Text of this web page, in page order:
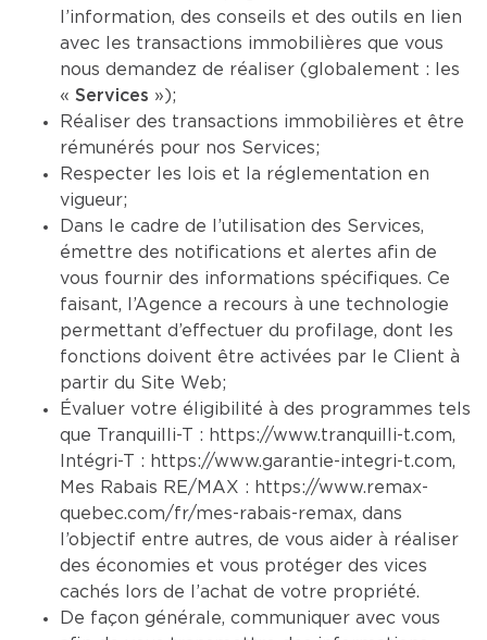
l’information, des conseils et des outils en lien
avec les transactions immobilières que vous
nous demandez de réaliser (globalement : les
« Services »);
Réaliser des transactions immobilières et être
rémunérés pour nos Services;
Respecter les lois et la réglementation en
vigueur;
Dans le cadre de l’utilisation des Services,
émettre des notifications et alertes afin de
vous fournir des informations spécifiques. Ce
faisant, l’Agence a recours à une technologie
permettant d’effectuer du profilage, dont les
fonctions doivent être activées par le Client à
partir du Site Web;
Évaluer votre éligibilité à des programmes tels
que Tranquilli-T : https://www.tranquilli-t.com,
Intégri-T : https://www.garantie-integri-t.com,
Mes Rabais RE/MAX : https://www.remax-
quebec.com/fr/mes-rabais-remax, dans
l’objectif entre autres, de vous aider à réaliser
des économies et vous protéger des vices
cachés lors de l’achat de votre propriété.
De façon générale, communiquer avec vous